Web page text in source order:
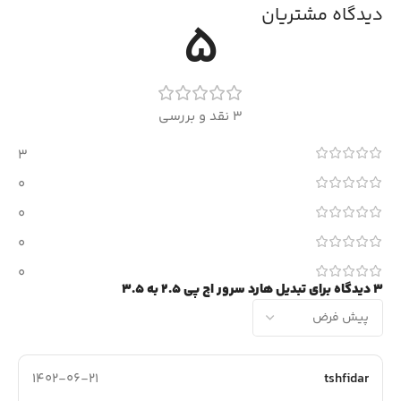
دیدگاه مشتریان 5
3 نقد و بررسی
3
0
0
0
0
3 دیدگاه برای تبدیل هارد سرور اچ پی 2.5 به 3.5
tshfidar
1402-06-21